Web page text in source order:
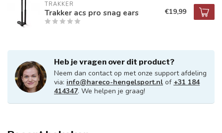
TRAKKER
Trakker acs pro snag ears €19,99
Heb je vragen over dit product?
Neem dan contact op met onze support afdeling
via: info@hareco-hengelsport.nl of +31 184
414347. We helpen je graag!